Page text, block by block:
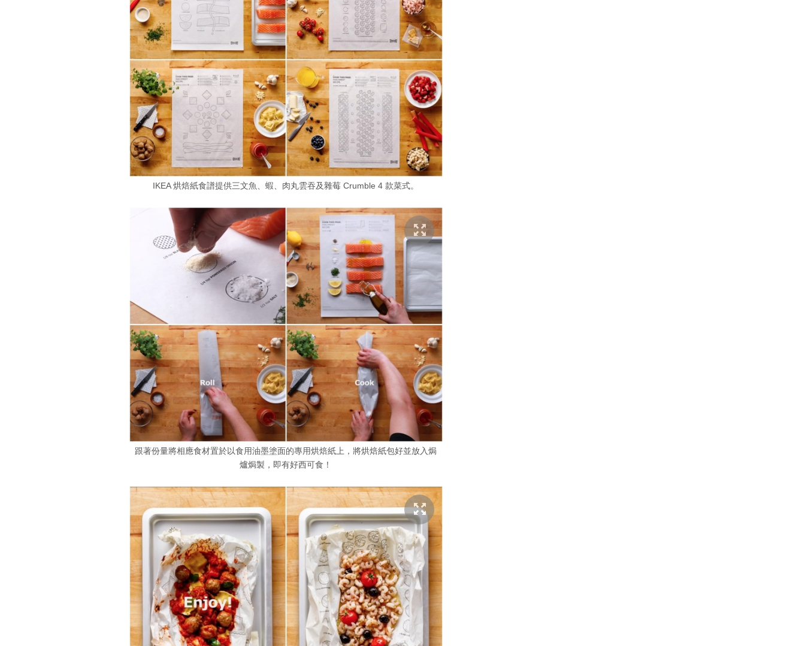
IKEA 烘焙紙食譜提供三文魚、蝦、肉丸雲吞及雜莓 Crumble 4 款菜式。
跟著份量將相應食材置於以食用油墨塗面的專用烘焙紙上，將烘焙紙包好並放入焗
爐焗製，即有好西可食！